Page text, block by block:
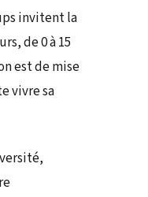
invitent la
de 0 à 15
est de mise
vivre sa